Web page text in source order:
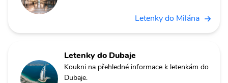
Letenky do Milána
Letenky do Dubaje
Koukni na přehledné informace k letenkám do
Dubaje.